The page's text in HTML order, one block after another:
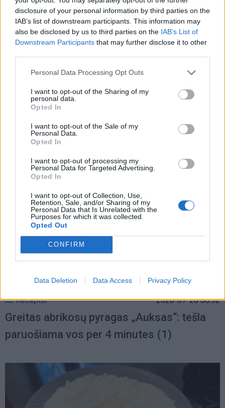
disclosure of your personal information by third parties on the
IAB’s list of downstream participants. This information may
also be disclosed by us to third parties on the IAB’s List of
Downstream Participants that may further disclose it to other
Personal Data Processing Opt Outs
I want to opt-out of the Sharing of my
personal data.
Opted In
I want to opt-out of the Sale of my
Personal Data.
Opted In
I want to opt-out of processing my
Personal Data for Targeted Advertising.
Opted In
I want to opt-out of Collection, Use,
Retention, Sale, and/or Sharing of my
Personal Data that Is Unrelated with the
Purposes for which it was collected.
Opted Out
CONFIRM
Data Deletion Data Access Privacy Policy
Receptai 2026-07-28 07:11
Karštas ar šaltas? Štai kokiu vandeniu
reikia užpilti ryžius, kad plovas būtų birus
Receptai 2026-07-28 06:52
Greitas abrikosų pyragas „Auksas“: tešla
paruošiama vos per 4 minutes (1)